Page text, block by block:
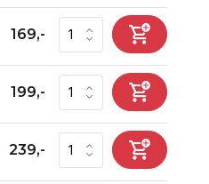
169,-
199,-
239,-